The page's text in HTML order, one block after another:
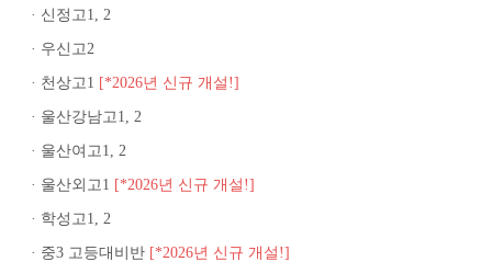
· 신정고1, 2
· 우신고2
· 천상고1 [*2026년 신규 개설!]
· 울산강남고1, 2
· 울산여고1, 2
· 울산외고1 [*2026년 신규 개설!]
· 학성고1, 2
· 중3 고등대비반 [*2026년 신규 개설!]